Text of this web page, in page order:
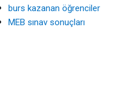
burs kazanan öğrenciler
MEB sınav sonuçları